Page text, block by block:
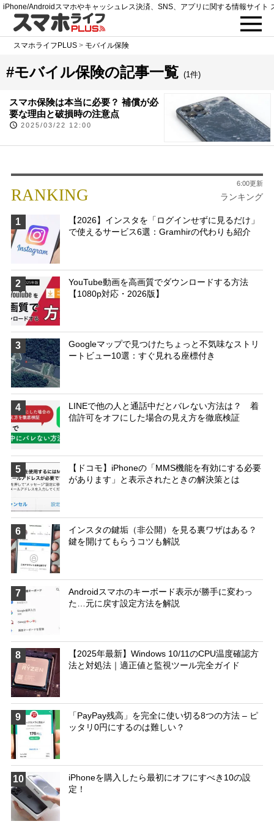
iPhone/Androidスマホやキャッシュレス決済、SNS、アプリに関する情報サイト
スマホライフPLUS > モバイル保険
#モバイル保険の記事一覧 (1件)
スマホ保険は本当に必要？ 補償が必
要な理由と破損時の注意点
2025/03/22 12:00
RANKING ランキング
6:00更新
1
【2026】インスタを「ログインせずに見るだけ」
で使えるサービス6選：Gramhirの代わりも紹介
2
YouTube動画を高画質でダウンロードする方法
【1080p対応・2026版】
3
Googleマップで見つけたちょっと不気味なストリ
ートビュー10選：すぐ見れる座標付き
4
LINEで他の人と通話中だとバレない方法は？ 着
信許可をオフにした場合の見え方を徹底検証
5
【ドコモ】iPhoneの「MMS機能を有効にする必要
があります」と表示されたときの解決策とは
6
インスタの鍵垢（非公開）を見る裏ワザはある？
鍵を開けてもらうコツも解説
7
Androidスマホのキーボード表示が勝手に変わっ
た…元に戻す設定方法を解説
8
【2025年最新】Windows 10/11のCPU温度確認方
法と対処法｜適正値と監視ツール完全ガイド
9
「PayPay残高」を完全に使い切る8つの方法 – ピ
ッタリ0円にするのは難しい？
10
iPhoneを購入したら最初にオフにすべき10の設
定！